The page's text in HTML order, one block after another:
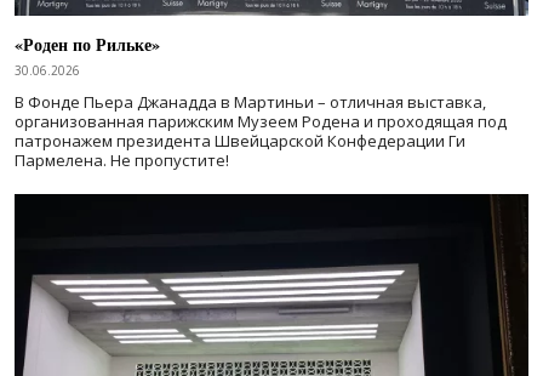
«Роден по Рильке»
30.06.2026
В Фонде Пьера Джанадда в Мартиньи – отличная выставка,
организованная парижским Музеем Родена и проходящая под
патронажем президента Швейцарской Конфедерации Ги
Пармелена. Не пропустите!